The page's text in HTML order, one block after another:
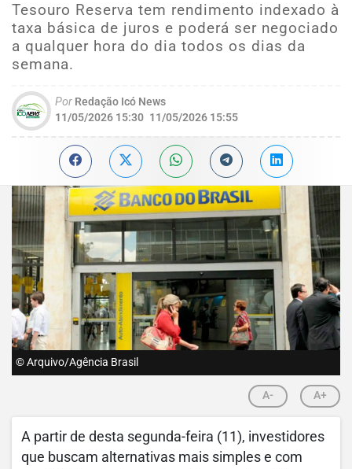
Tesouro Reserva tem rendimento indexado à
taxa básica de juros e poderá ser negociado
a qualquer hora do dia todos os dias da
semana.
Por Redação Icó News
11/05/2026 15:30 11/05/2026 15:55
© Arquivo/Agência Brasil
A- A+
A partir de desta segunda-feira (11), investidores
que buscam alternativas mais simples e com